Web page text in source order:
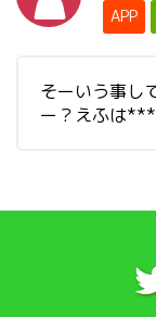
APP
そーいう事し
ー？えふは***